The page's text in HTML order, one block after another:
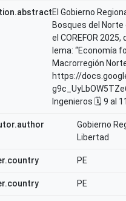
El Gobierno
Bosques del
el COREFOR
lema: “Economía
Macrorregión
https://
Ingenieros 🗓️ 9 al
Gobierno
Libertad
PE
PE